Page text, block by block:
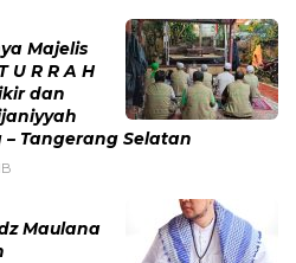
Majelis
U R R A H
dan
Tangerang Selatan
Maulana